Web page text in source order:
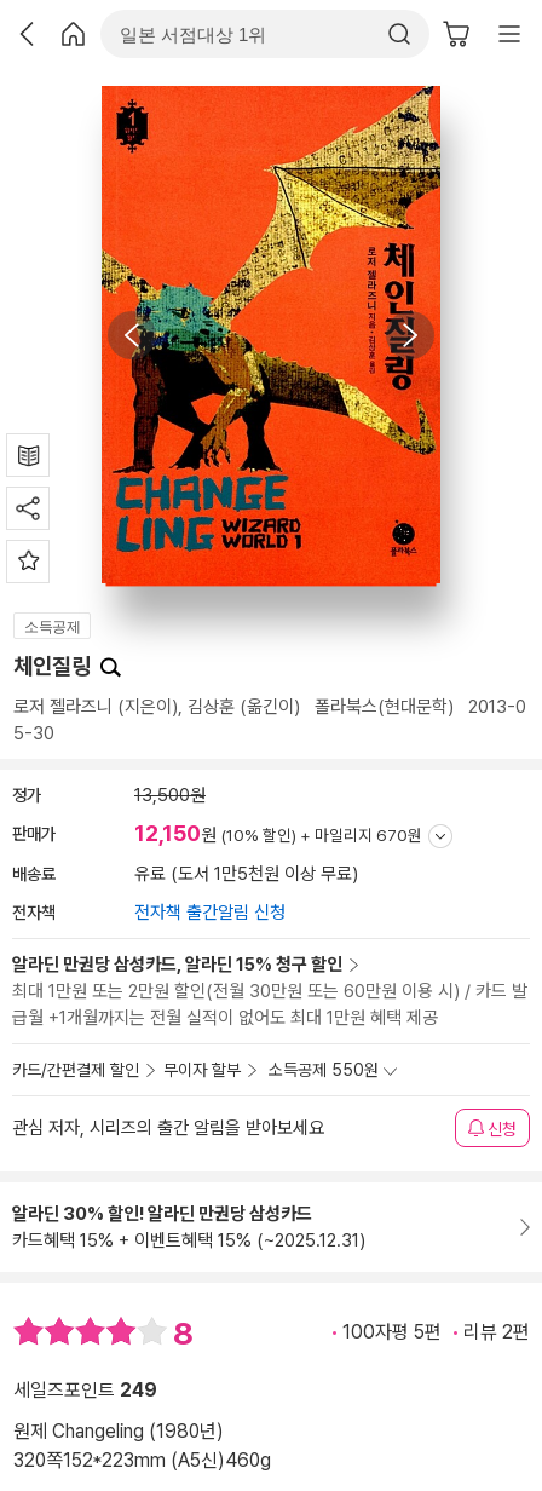
소득공제
체인질링
로저 젤라즈니 (지은이), 김상훈 (옮긴이) 폴라북스(현대문학) 2013-0
5-30
정가 13,500원
판매가 12,150원 (10% 할인) + 마일리지 670원
배송료 유료 (도서 1만5천원 이상 무료)
전자책 전자책 출간알림 신청
알라딘 만권당 삼성카드, 알라딘 15% 청구 할인
최대 1만원 또는 2만원 할인(전월 30만원 또는 60만원 이용 시) / 카드 발
급월 +1개월까지는 전월 실적이 없어도 최대 1만원 혜택 제공
카드/간편결제 할인 무이자 할부 소득공제 550원
관심 저자, 시리즈의 출간 알림을 받아보세요 신청
알라딘 30% 할인! 알라딘 만권당 삼성카드
카드혜택 15% + 이벤트혜택 15% (~2025.12.31)
8 100자평 5편 리뷰 2편
세일즈포인트 249
원제 Changeling (1980년)
320쪽152*223mm (A5신)460g